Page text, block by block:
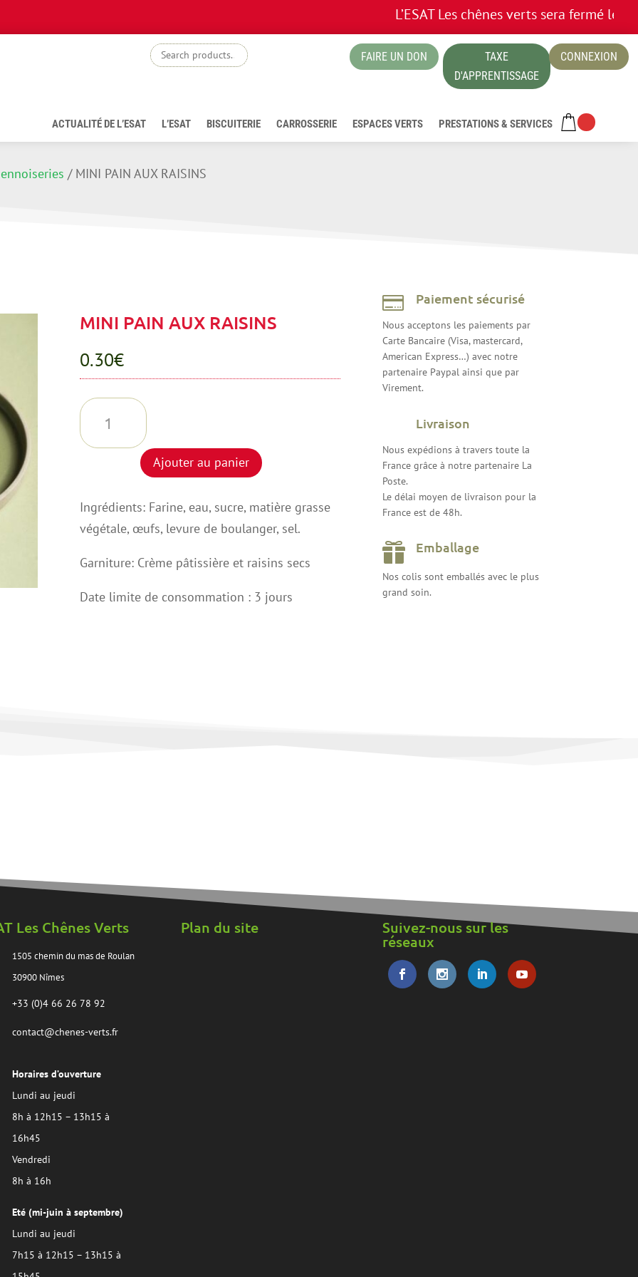
L’ESAT Les chênes verts sera fermé les
FAIRE UN DON
TAXE
D'APPRENTISSAGE
CONNEXION
ACTUALITÉ DE L’ESAT L’ESAT BISCUITERIE CARROSSERIE ESPACES VERTS PRESTATIONS & SERVICES
/ MINI PAIN AUX RAISINS
MINI PAIN AUX RAISINS
0.30€
quantité
de
MINI
RAISINS
Ajouter au panier
Ingrédients: Farine, eau, sucre, matière grasse
végétale, œufs, levure de boulanger, sel.
Garniture: Crème pâtissière et raisins secs
Date limite de consommation : 3 jours
 Paiement sécurisé
Nous acceptons les paiements par
Carte Bancaire (Visa, mastercard,
American Express…) avec notre
partenaire Paypal ainsi que par
Virement.
Livraison
Nous expédions à travers toute la
France grâce à notre partenaire La
Poste.
Le délai moyen de livraison pour la
France est de 48h.
 Emballage
Nos colis sont emballés avec le plus
grand soin.
Les Chênes Verts
1505 chemin du mas de Roulan
30900 Nîmes
+33 (0)4 66 26 78 92
contact@chenes-verts.fr
Horaires d’ouverture
Lundi au jeudi
8h à 12h15 – 13h15 à
16h45
Vendredi
8h à 16h
Eté (mi-juin à septembre)
Lundi au jeudi
7h15 à 12h15 – 13h15 à
Plan du site Suivez-nous sur les
réseaux